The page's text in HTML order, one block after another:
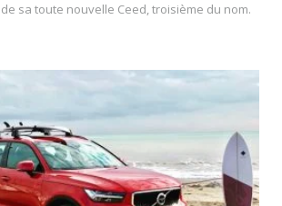
sa toute nouvelle Ceed, troisième du nom.